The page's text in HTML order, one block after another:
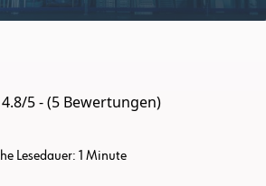
4.8/5 - (5 Bewertungen)
Lesedauer: 1 Minute